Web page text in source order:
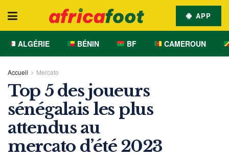
APP
ALGÉRIE BÉNIN BF CAMEROUN
Accueil Mercato
Top 5 des joueurs
sénégalais les plus
attendus au
mercato d’été 2023